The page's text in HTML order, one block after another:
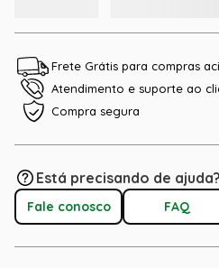
Frete Grátis para compras
Atendimento e suporte ao
Compra segura
Está precisando de ajuda?
Fale conosco FAQ